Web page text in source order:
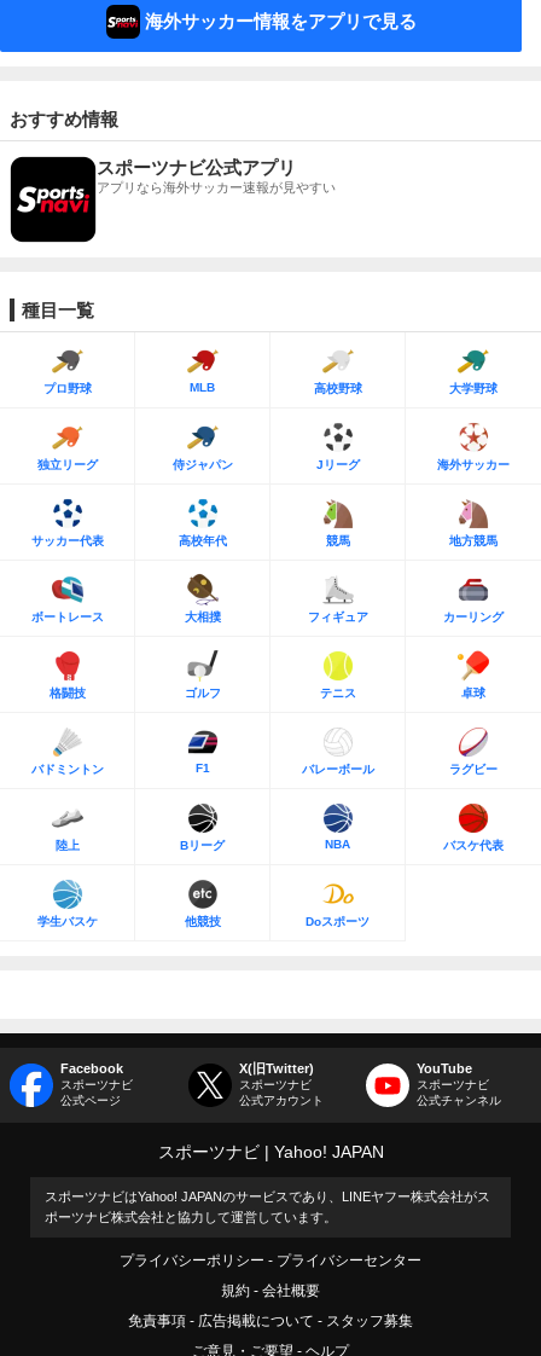
海外サッカー情報をアプリで見る
おすすめ情報
スポーツナビ公式アプリ
アプリなら海外サッカー速報が見やすい
種目一覧
プロ野球 MLB 高校野球 大学野球
独立リーグ 侍ジャパン Jリーグ 海外サッカー
サッカー代表 高校年代 競馬 地方競馬
ボートレース 大相撲 フィギュア カーリング
格闘技 ゴルフ テニス 卓球
バドミントン F1 バレーボール ラグビー
陸上 Bリーグ NBA バスケ代表
学生バスケ 他競技 Doスポーツ
Facebook
スポーツナビ
公式ページ
X(旧Twitter)
スポーツナビ
公式アカウント
YouTube
スポーツナビ
公式チャンネル
スポーツナビ Yahoo! JAPAN
スポーツナビはYahoo! JAPANのサービスであり、LINEヤフー株式会社がス
ポーツナビ株式会社と協力して運営しています。
プライバシーポリシー
プライバシーセンター
規約
会社概要
免責事項
広告掲載について
スタッフ募集
ご意見・ご要望
ヘルプ